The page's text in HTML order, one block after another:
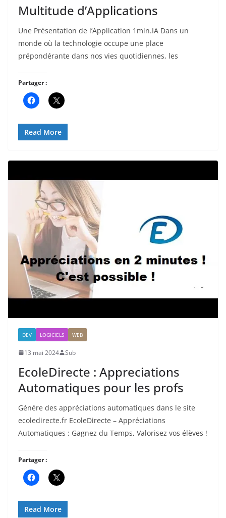
Multitude d’Applications
Une Présentation de l’Application 1min.IA Dans un
monde où la technologie occupe une place
prépondérante dans nos vies quotidiennes, les
Partager :
Read More
DEV LOGICIELS WEB
13 mai 2024 Sub
EcoleDirecte : Appreciations
Automatiques pour les profs
Génére des appréciations automatiques dans le site
ecoledirecte.fr EcoleDirecte – Appréciations
Automatiques : Gagnez du Temps, Valorisez vos élèves !
Partager :
Read More